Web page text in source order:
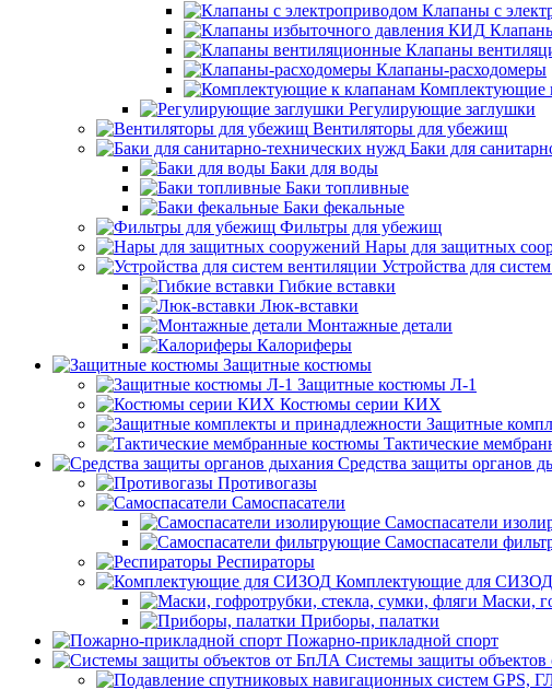
Клапаны с
Клапаны
Клапаны-расходомеры
Комплектующие
Регулирующие заглушки
Вентиляторы для убежищ
Баки для
Баки для воды
Баки топливные
Баки фекальные
Фильтры для убежищ
Нары для защитных
Устройства для
Гибкие вставки
Люк-вставки
Монтажные детали
Калориферы
Защитные костюмы
Защитные костюмы Л-1
Костюмы серии КИХ
Защитные
Тактические
Средства защиты органов
Противогазы
Самоспасатели
Самоспасатели
Самоспасатели
Респираторы
Комплектующие для СИЗОД
Маски,
Приборы, палатки
Пожарно-прикладной спорт
Системы защиты